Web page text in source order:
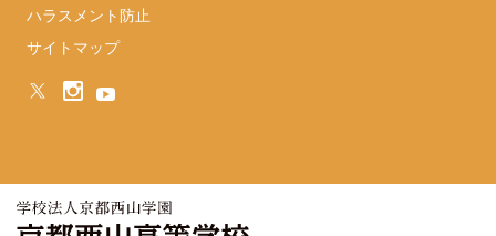
ハラスメント防止
サイトマップ